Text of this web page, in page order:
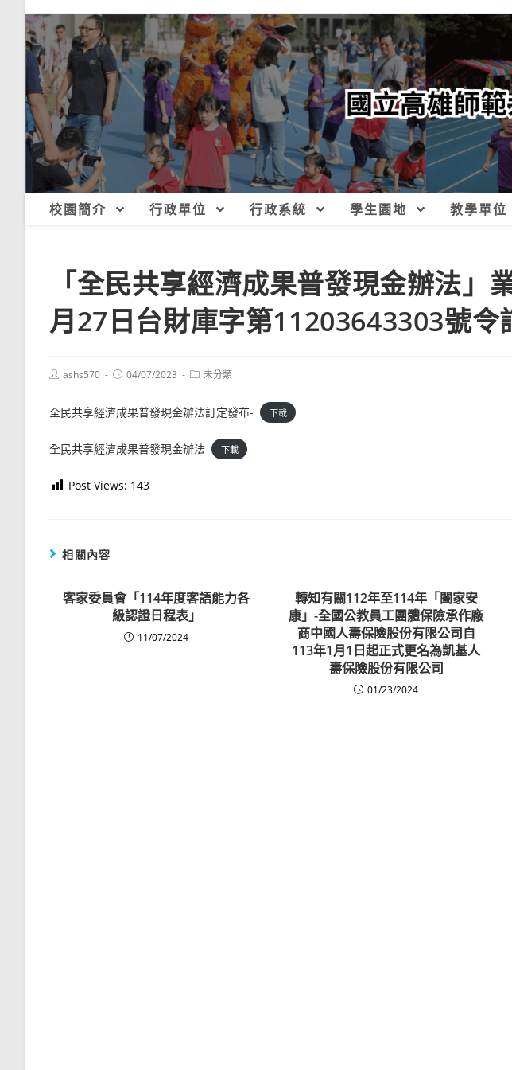
校園簡介 行政單位 行政系統 學生園地 教學單位
「全民共享經濟成果普發現金辦法」
月27日台財庫字第11203643303號令
Postashs570
Post04/07/2023
Post未分類
全民共享經濟成果普發現金辦法訂定發布- 下載
全民共享經濟成果普發現金辦法 下載
Post Views: 143
相關內容
客家委員會「114年度客語能力各
級認證日程表」
11/07/2024
轉知有關112年至114年「闔家安
康」-全國公教員工團體保險承作廠
商中國人壽保險股份有限公司自
113年1月1日起正式更名為凱基人
壽保險股份有限公司
01/23/2024